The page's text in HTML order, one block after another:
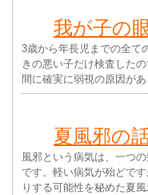
我が子の
3歳から年長児までの全て
きの悪い子だけ検査した
間に確実に弱視の原因が
夏風邪の
風邪という病気は、一つ
です。軽い病気が殆どで
りする可能性を秘めた夏風